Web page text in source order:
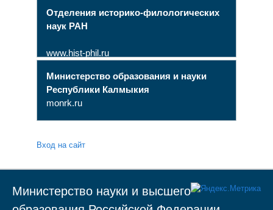
Отделения историко-филологических
наук РАН
www.hist-phil.ru
Министерство образования и науки
Республики Калмыкия
monrk.ru
Вход на сайт
Министерство науки и высшего